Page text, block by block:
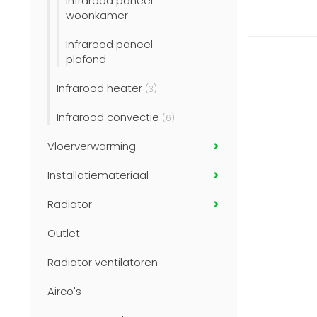
woonkamer
Infrarood paneel
plafond
Infrarood heater (3)
Infrarood convectie (6)
Vloerverwarming
Installatiemateriaal
Radiator
Outlet
Radiator ventilatoren
Airco's